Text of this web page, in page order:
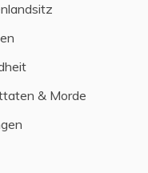
& Morde